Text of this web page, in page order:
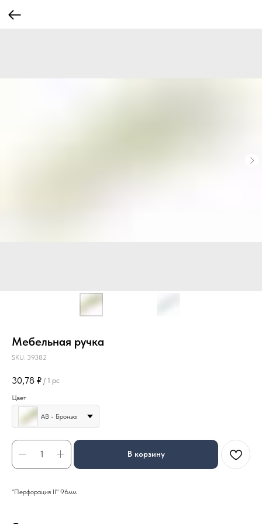
Мебельная ручка
SKU: 39382
30,78 ₽ / 1 pc
Цвет
АВ - Бронза
В корзину
"Перфорация II" 96мм